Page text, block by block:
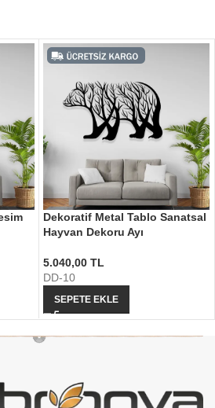
Dekoratif Metal Tablo Sanatsal
Hayvan Dekoru Ayı
5.040,00 TL
DD-10
SEPETE EKLE